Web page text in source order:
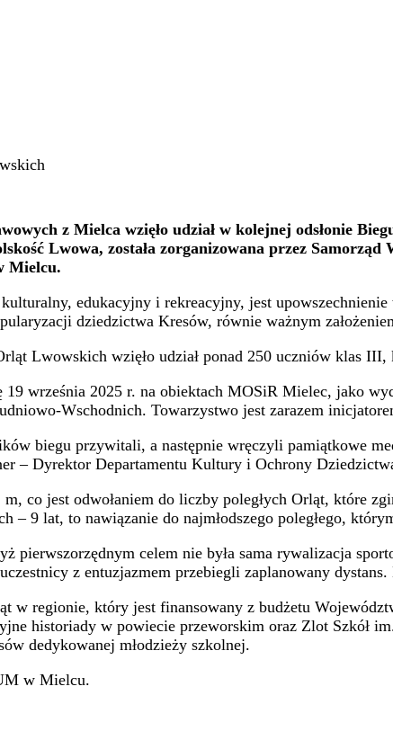
z Mielca wzięło udział w kolejnej odsłonie
Lwowa, została zorganizowana przez
Mielcu.
edukacyjny i rekreacyjny, jest
dziedzictwa Kresów, równie ważnym
Lwowskich wzięło udział ponad 250 uczniów klas
19 września 2025 r. na obiektach MOSiR Mielec, jako
Wschodnich. Towarzystwo jest zarazem
biegu przywitali, a następnie wręczyli pamiątkowe
– Dyrektor Departamentu Kultury i Ochrony
co jest odwołaniem do liczby poległych Orląt, które
– 9 lat, to nawiązanie do najmłodszego poległego,
pierwszorzędnym celem nie była sama rywalizacja
z entuzjazmem przebiegli zaplanowany
w regionie, który jest finansowany z budżetu
historiady w powiecie przeworskim oraz Zlot Szkół
dedykowanej młodzieży szkolnej.
w Mielcu.